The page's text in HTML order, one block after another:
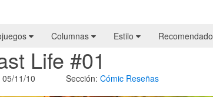
Columnas Estilo Recomendado
Life #01
11/10 Sección: Cómic Reseñas